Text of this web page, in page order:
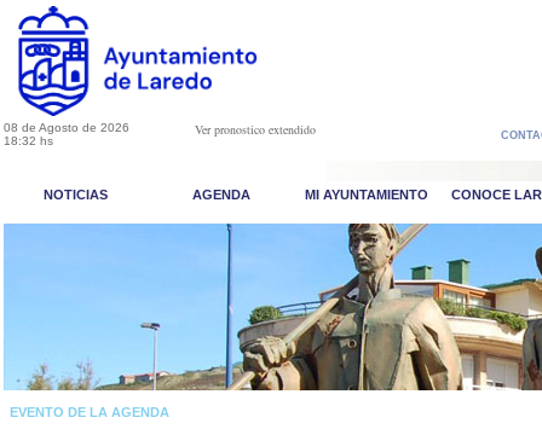
08 de Agosto de 2026
18:32 hs
Ver pronostico extendido
NOTICIAS AGENDA MI AYUNTAMIENTO CONOCE
EVENTO DE LA AGENDA